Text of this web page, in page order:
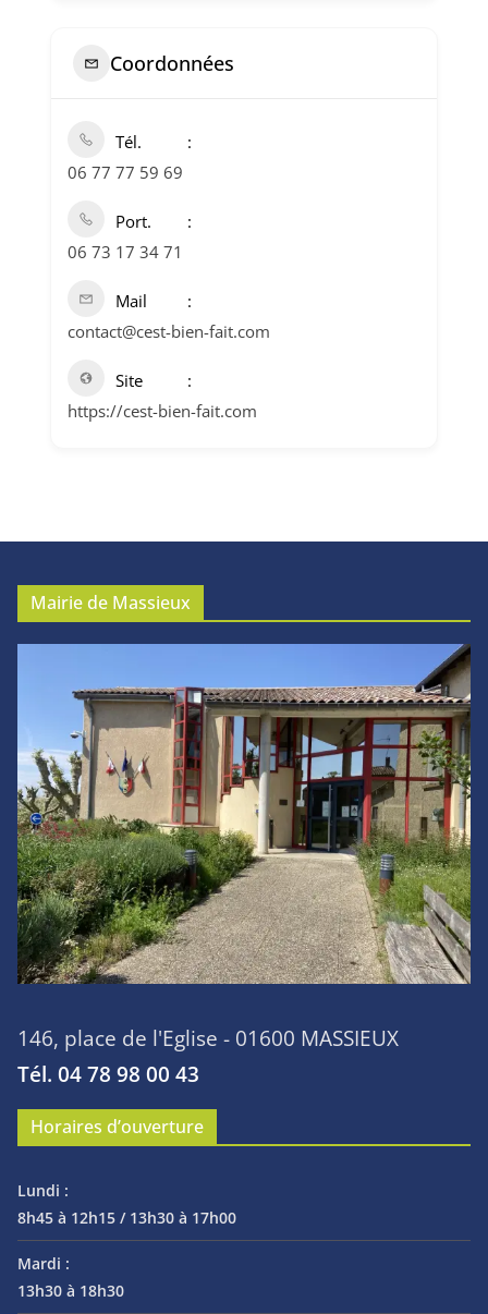
Coordonnées
Tél.
06 77 77 59 69
Port.
06 73 17 34 71
Mail
contact@cest-bien-fait.com
Site
https://cest-bien-fait.com
Mairie de Massieux
146, place de l'Eglise - 01600 MASSIEUX
Tél. 04 78 98 00 43
Horaires d’ouverture
Lundi :
8h45 à 12h15 / 13h30 à 17h00
Mardi :
13h30 à 18h30